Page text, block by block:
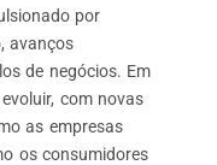
por
avanços
de negócios. Em
com novas
as empresas
os consumidores